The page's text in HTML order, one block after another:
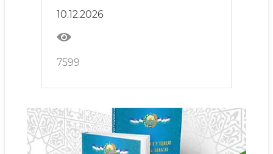
10.12.2026
7599